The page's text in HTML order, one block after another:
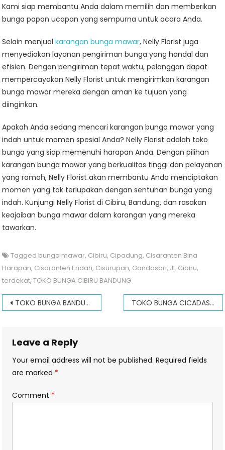
Selain menjualkarangan bunga mawar, Nelly Florist juga
menyediakan layanan pengiriman bunga yang handal dan
efisien. Dengan pengiriman tepat waktu, pelanggan dapat
mempercayakan Nelly Florist untuk mengirimkan karangan
bunga mawar mereka dengan aman ke tujuan yang
diinginkan.
Apakah Anda sedang mencari karangan bunga mawar yang
indah untuk momen spesial Anda? Nelly Florist adalah toko
bunga yang siap memenuhi harapan Anda. Dengan pilihan
karangan bunga mawar yang berkualitas tinggi dan pelayanan
yang ramah, Nelly Florist akan membantu Anda menciptakan
momen yang tak terlupakan dengan sentuhan bunga yang
indah. Kunjungi Nelly Florist di Cibiru, Bandung, dan rasakan
keajaiban bunga mawar dalam karangan yang mereka
tawarkan.
Tagged bunga mawar, Cibiru, Cipadung, Cisaranten Bina
Harapan, Cisaranten Endah, Cisurupan, Gandasari, Jl. Cibiru,
terdekat,TOKO BUNGA CIBIRU BANDUNG
Post
TOKO BUNGA BANDUNG BARAT PADALARANG TOKO BUNGA CICADAS BANDUNG
Leave a Reply
Your email address will not be published. Required fields
are marked *
Comment *